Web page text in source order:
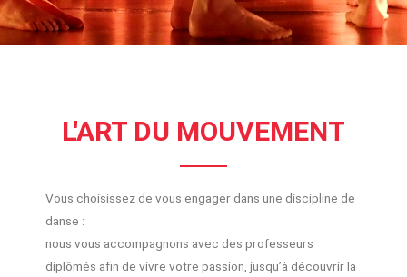
L'ART DU MOUVEMENT
Vous choisissez de vous engager dans une discipline de
danse :
nous vous accompagnons avec des professeurs
diplômés afin de vivre votre passion, jusqu’à découvrir la